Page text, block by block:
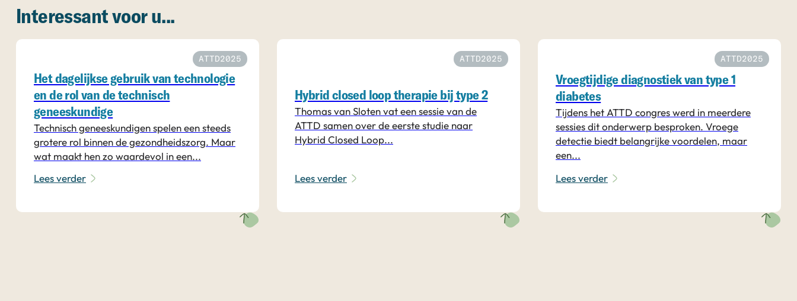
Interessant voor u...
ATTD2025
Het dagelijkse gebruik van technologie
en de rol van de technisch
geneeskundige
Technisch geneeskundigen spelen een steeds
grotere rol binnen de gezondheidszorg. Maar
wat maakt hen zo waardevol in een...
Lees verder
ATTD2025
Hybrid closed loop therapie bij type 2
Thomas van Sloten vat een sessie van de
ATTD samen over de eerste studie naar
Hybrid Closed Loop...
Lees verder
ATTD2025
Vroegtijdige diagnostiek van type 1
diabetes
Tijdens het ATTD congres werd in meerdere
sessies dit onderwerp besproken. Vroege
detectie biedt belangrijke voordelen, maar
een...
Lees verder